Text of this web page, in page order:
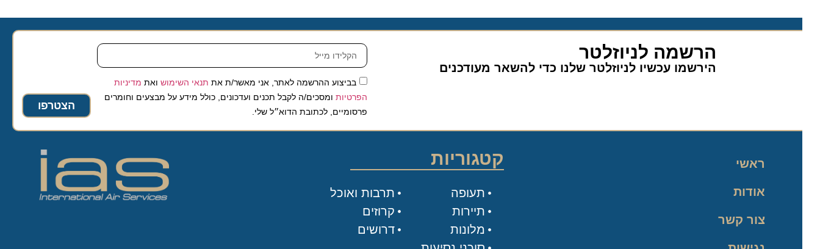
הרשמה לניוזלטר
הירשמו עכשיו לניוזלטר שלנו כדי להשאר מעודכנים
בביצוע ההרשמה לאתר, אני מאשר/ת אתתנאי השימושואת מדיניות
הפרטיותומסכים/ה לקבל תכנים ועדכונים, כולל מידע על מבצעים וחומרים
פרסומיים, לכתובת הדוא״ל שלי.
הצטרפו
ראשי
אודות
צור קשר
קטגוריות
תעופה
תיירות
מלונות
תרבות ואוכל
קרוזים
דרושים